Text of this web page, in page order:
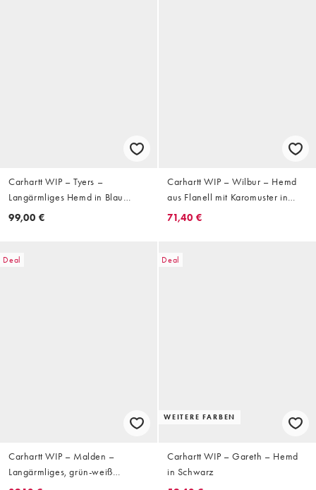
Carhartt WIP – Tyers –
Langärmliges Hemd in Blau
kariert
99,00 €
Carhartt WIP – Wilbur – Hemd
aus Flanell mit Karomuster in
Weiß und Beige
71,40 €
Deal
Carhartt WIP – Malden –
Langärmliges, grün-weiß
gestreiftes Hemd
Deal
WEITERE FARBEN
Carhartt WIP – Gareth – Hemd
in Schwarz